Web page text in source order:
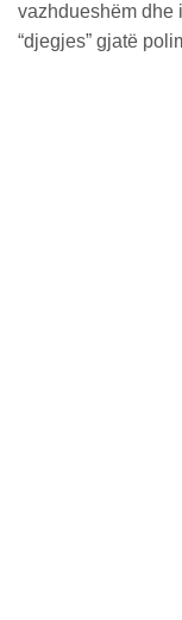
vazhdueshëm dhe
“djegjes” gjatë